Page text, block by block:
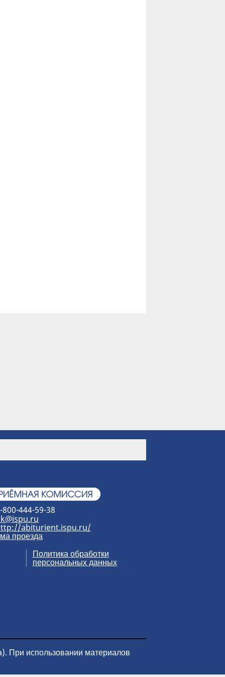
444-59-38
abiturient.ispu.ru/
проезда
Политика обработки
персональных данных
При использовании материалов